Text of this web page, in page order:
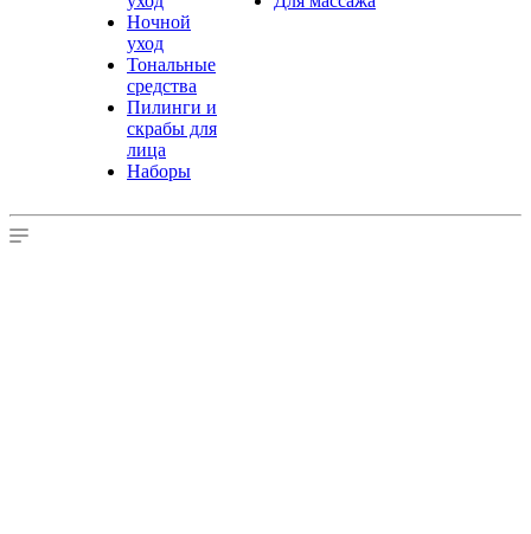
Ночной
уход
Тональные
средства
Пилинги и
скрабы для
лица
Наборы